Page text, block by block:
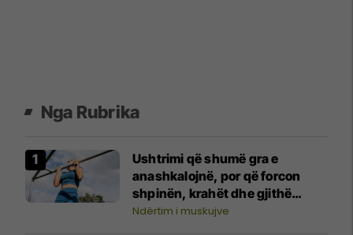
Nga Rubrika
Ushtrimi që shumë gra e
anashkalojnë, por që forcon
shpinën, krahët dhe gjithë
trupin
Ndërtim i muskujve